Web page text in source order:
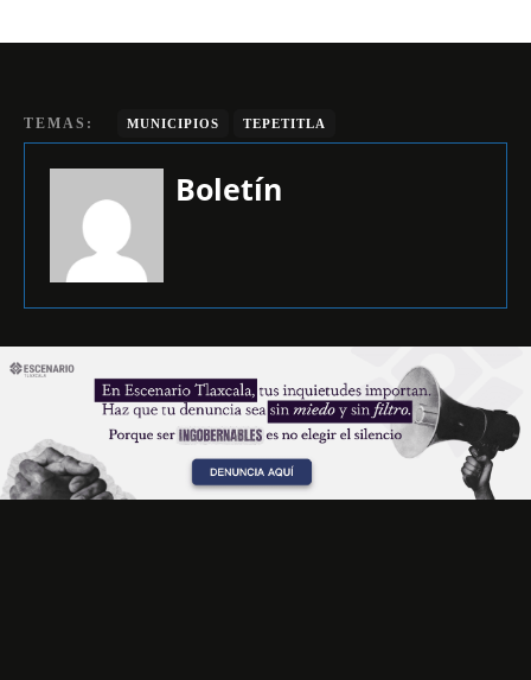
TEMAS: MUNICIPIOS TEPETITLA
Boletín